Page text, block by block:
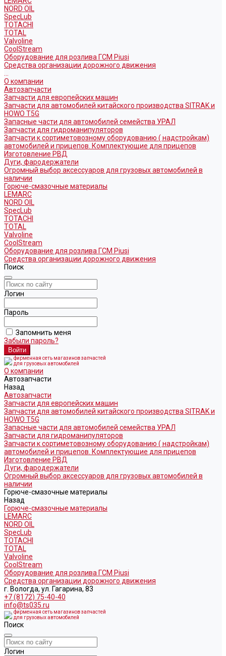
NORD OIL
SpecLub
TOTACHI
TOTAL
Valvoline
CoolStream
Оборудование для розлива ГСМ Piusi
Средства организации дорожного движения
О компании
Автозапчасти
Запчасти для европейских машин
Запчасти для автомобилей китайского производства SITRAK и
HOWO T5G
Запасные части для автомобилей семейства УРАЛ
Запчасти для гидроманипуляторов
Запчасти к сортиметовозному оборудованию ( надстройкам)
автомобилей и прицепов. Комплектующие для прицепов
Изготовление РВД
Дуги, фародержатели
Огромный выбор аксессуаров для грузовых автомобилей в
наличии
Горюче-смазочные материалы
LEMARC
NORD OIL
SpecLub
TOTACHI
TOTAL
Valvoline
CoolStream
Оборудование для розлива ГСМ Piusi
Средства организации дорожного движения
Поиск
Логин
Пароль
Запомнить меня
Забыли пароль?
фирменная сеть магазинов запчастей
для грузовых автомобилей
О компании
Автозапчасти
Назад
Автозапчасти
Запчасти для европейских машин
Запчасти для автомобилей китайского производства SITRAK и
HOWO T5G
Запасные части для автомобилей семейства УРАЛ
Запчасти для гидроманипуляторов
Запчасти к сортиметовозному оборудованию ( надстройкам)
автомобилей и прицепов. Комплектующие для прицепов
Изготовление РВД
Дуги, фародержатели
Огромный выбор аксессуаров для грузовых автомобилей в
наличии
Горюче-смазочные материалы
Назад
Горюче-смазочные материалы
LEMARC
NORD OIL
SpecLub
TOTACHI
TOTAL
Valvoline
CoolStream
Оборудование для розлива ГСМ Piusi
Средства организации дорожного движения
г. Вологда, ул. Гагарина, 83
+7 (8172) 75-40-40
info@ts035.ru
фирменная сеть магазинов запчастей
для грузовых автомобилей
Поиск
Логин